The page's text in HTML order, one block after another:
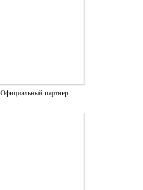
Официальный партнер